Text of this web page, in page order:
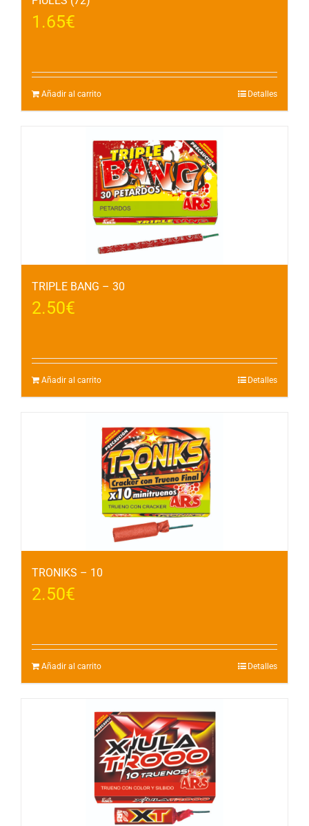
1.65€
Añadir al carrito Detalles
TRIPLE BANG – 30
2.50€
Añadir al carrito Detalles
TRONIKS – 10
2.50€
Añadir al carrito Detalles